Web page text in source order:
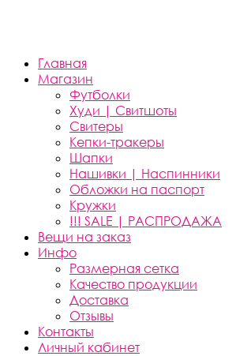
Главная
Магазин
Футболки
Худи | Свитшоты
Свитеры
Кепки-тракеры
Шапки
Нашивки | Наспинники
Обложки на паспорт
Кружки
!!! SALE | РАСПРОДАЖА
Вещи на заказ
Инфо
Размерная сетка
Качество продукции
Доставка
Отзывы
Контакты
Личный кабинет